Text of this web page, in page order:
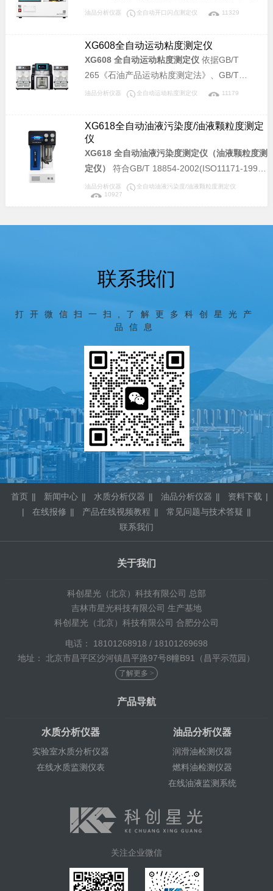
杯法》、美国材料协会标准 ASTM D92《克利夫
ISO2592《石油及有关产品闪点和燃点的测定水
平开口杯法》所规定的要求设计制造。本仪器可
广泛应用于石油、铁路、航空、电力及大专院
油品分析仪器 全自动开口闪点测定仪 11329
XG608全自动运动粘度测定仪
XG608 全自动运动粘度测定仪依据GB/T
265《石油产品运动粘度测定法》、GB/T
11137《深色石油产品运动粘度测定法(逆流
表示和判定》、GB/T 1995《石油产品粘度指数
计算法》，及中华人民共和国计量检定规程JJG
155《工作毛细管粘度计》所规定的要求设计制
造。适用于测定液体石油产品（指牛顿液体）和
聚合物稀溶液的运动粘度(mm2/s)，也可以根据
标准物质对毛细管的系数进行标定，可广泛应用
院所、大专院校、铁路、航空、计量等部门。
油品分析仪器 全自动运动粘度测定仪 11179
XG618全自动油液污染度/油液颗粒度测定
仪
XG618 全自动油液污染度测定仪（油液颗粒度测
定仪）
等标准。采用光阻(遮光)法计数原理研制，完全
符合相应国家标准及国际标准。可提供快速、准
口、冶金、机械、汽车制造等领域。
油品分析仪器
全自动油液污染度/油液颗粒度测定仪
10927
联系我们
打开微信扫一扫,了解更多科创星光产
品信息
首页 | 新闻中心 | 水质分析仪器 | 油品分析仪器 |
资料下载
|
在线报修 | 产品在线视频教程 | 常见问题与技术答疑
|
联系我们
关于我们
科创星光（北京）科技有限公司 总部
吉林市星光科技有限公司 生产基地
科创星光（北京）科技有限公司 合肥分公司
电话： 18101268918 / 18101269698
地址： 北京市昌平区沙河镇昌平路97号8幢B91（昌平示范园）
了解更多 >
产品导航
水质分析仪器
实验室水质分析仪器
在线水质监测仪表
油品分析仪器
润滑油检测仪器
燃料油检测仪器
在线油液监测系统
关注企业微信